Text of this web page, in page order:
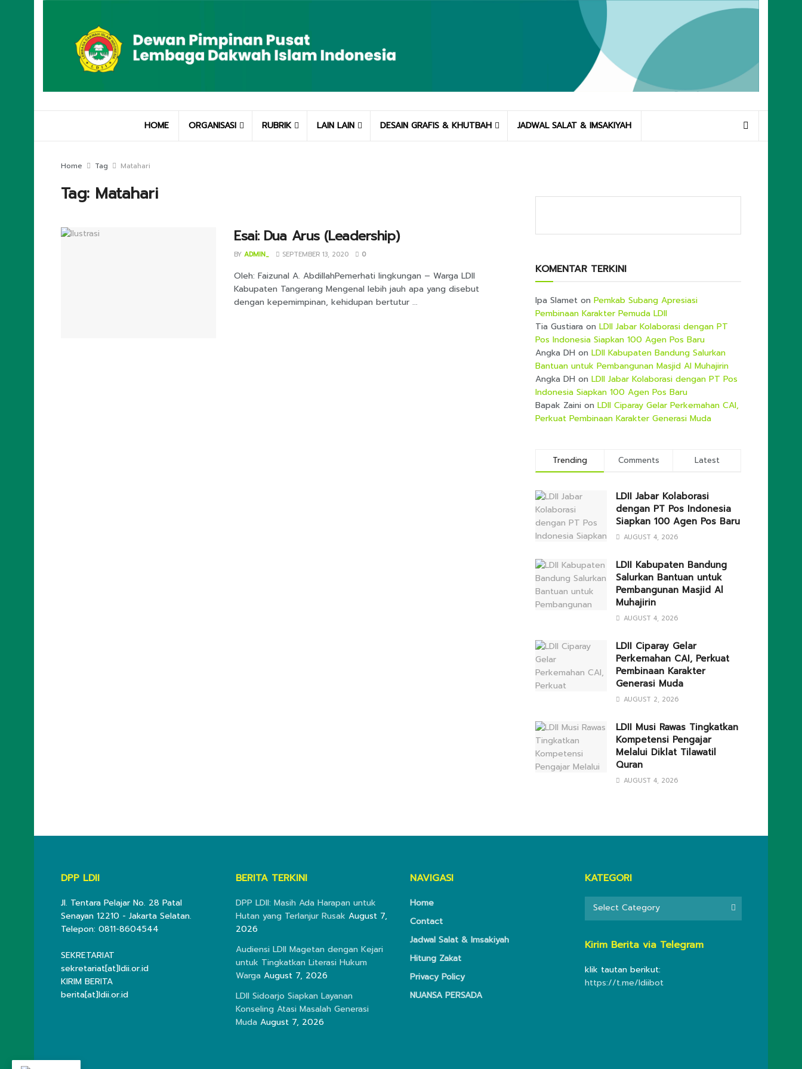
HOME ORGANISASI RUBRIK LAIN LAIN DESAIN GRAFIS & KHUTBAH JADWAL SALAT & IMSAKIYAH
Home Tag Matahari
Tag: Matahari
Esai: Dua Arus (Leadership)
BY ADMIN_ SEPTEMBER 13, 2020 0
Oleh: Faizunal A. AbdillahPemerhati lingkungan – Warga LDII
Kabupaten Tangerang Mengenal lebih jauh apa yang disebut
dengan kepemimpinan, kehidupan bertutur ...
KOMENTAR TERKINI
Ipa Slamet on Pemkab Subang Apresiasi
Pembinaan Karakter Pemuda LDII
Tia Gustiara on LDII Jabar Kolaborasi dengan PT
Pos Indonesia Siapkan 100 Agen Pos Baru
Angka DH on LDII Kabupaten Bandung Salurkan
Bantuan untuk Pembangunan Masjid Al Muhajirin
Angka DH on LDII Jabar Kolaborasi dengan PT Pos
Indonesia Siapkan 100 Agen Pos Baru
Bapak Zaini on LDII Ciparay Gelar Perkemahan CAI,
Perkuat Pembinaan Karakter Generasi Muda
Trending Comments Latest
LDII Jabar Kolaborasi
dengan PT Pos Indonesia
Siapkan 100 Agen Pos Baru
AUGUST 4, 2026
LDII Kabupaten Bandung
Salurkan Bantuan untuk
Pembangunan Masjid Al
Muhajirin
AUGUST 4, 2026
LDII Ciparay Gelar
Perkemahan CAI, Perkuat
Pembinaan Karakter
Generasi Muda
AUGUST 2, 2026
LDII Musi Rawas Tingkatkan
Kompetensi Pengajar
Melalui Diklat Tilawatil
Quran
AUGUST 4, 2026
DPP LDII
Jl. Tentara Pelajar No. 28 Patal
Senayan 12210 - Jakarta Selatan.
Telepon: 0811-8604544
SEKRETARIAT
sekretariat[at]ldii.or.id
KIRIM BERITA
berita[at]ldii.or.id
BERITA TERKINI
DPP LDII: Masih Ada Harapan untuk
Hutan yang Terlanjur Rusak August 7,
2026
Audiensi LDII Magetan dengan Kejari
untuk Tingkatkan Literasi Hukum
Warga August 7, 2026
LDII Sidoarjo Siapkan Layanan
Konseling Atasi Masalah Generasi
Muda August 7, 2026
NAVIGASI
Home
Contact
Jadwal Salat & Imsakiyah
Hitung Zakat
Privacy Policy
NUANSA PERSADA
KATEGORI
KATEGORI
Select Category
Kirim Berita via Telegram
klik tautan berikut:
https://t.me/ldiibot